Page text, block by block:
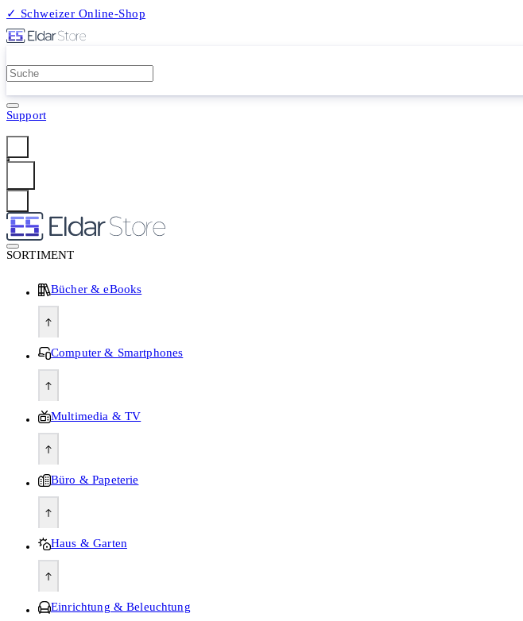
✓ Schweizer Online-Shop
Support
SORTIMENT
Bücher & eBooks
Computer & Smartphones
Multimedia & TV
Büro & Papeterie
Haus & Garten
Einrichtung & Beleuchtung